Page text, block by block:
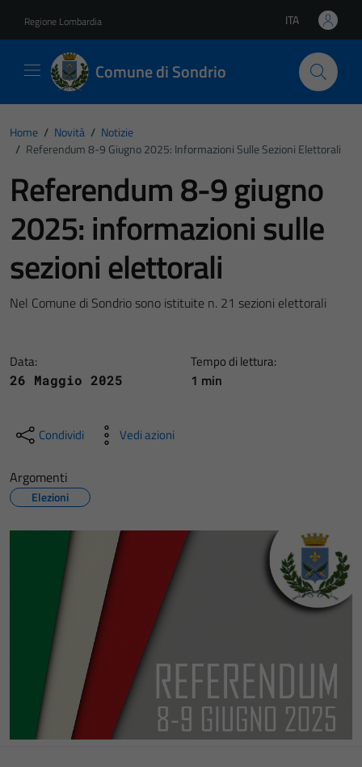
Regione Lombardia Lingua attiva:
ITA
Comune di Sondrio
Home / Novità / Notizie
/ Referendum 8-9 Giugno 2025: Informazioni Sulle Sezioni Elettorali
Referendum 8-9 giugno
2025: informazioni sulle
sezioni elettorali
Nel Comune di Sondrio sono istituite n. 21 sezioni elettorali
Data:
26 Maggio 2025
Tempo di lettura:
1 min
Condividi Vedi azioni
Argomenti
Elezioni